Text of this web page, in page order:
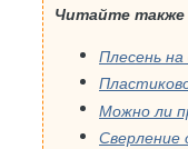
Читайте также
Сверление